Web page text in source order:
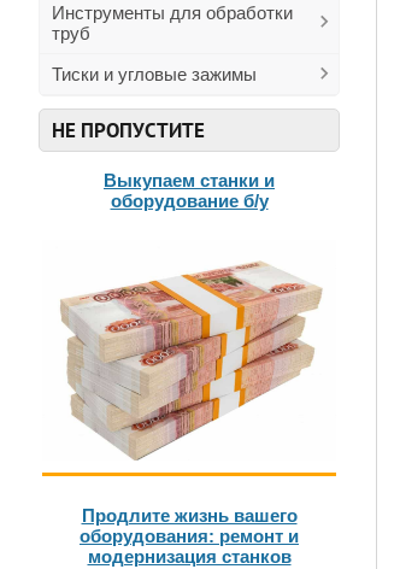
Инструменты для обработки
труб
Тиски и угловые зажимы
НЕ ПРОПУСТИТЕ
Выкупаем станки и
оборудование б/у
Продлите жизнь вашего
оборудования: ремонт и
модернизация станков